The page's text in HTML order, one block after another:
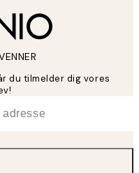
du tilmelder dig vores